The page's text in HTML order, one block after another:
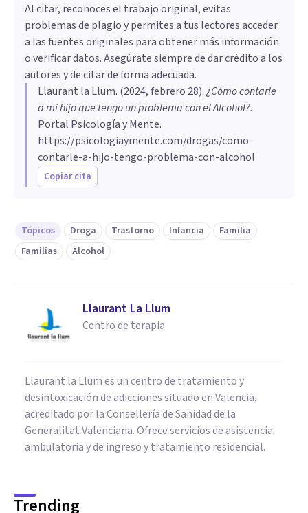
Al citar, reconoces el trabajo original, evitas
problemas de plagio y permites a tus lectores acceder
a las fuentes originales para obtener más información
o verificar datos. Asegúrate siempre de dar crédito a los
autores y de citar de forma adecuada.
Llaurant la Llum. (2024, febrero 28).¿Cómo contarle
a mi hijo que tengo un problema con el Alcohol?.
Portal Psicología y Mente.
https://psicologiaymente.com/drogas/como-
contarle-a-hijo-tengo-problema-con-alcohol
Copiar cita
Tópicos Droga Trastorno Infancia
Familia
Familias
Alcohol
Llaurant La Llum
Centro de terapia
Llaurant la Llum es un centro de tratamiento y
desintoxicación de adicciones situado en Valencia,
acreditado por la Consellería de Sanidad de la
Generalitat Valenciana. Ofrece servicios de asistencia
ambulatoria y de ingreso y tratamiento residencial.
Trending